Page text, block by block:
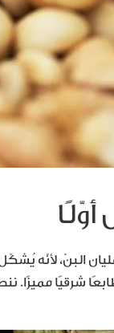
البنّ، لأنّه
شرقيًا